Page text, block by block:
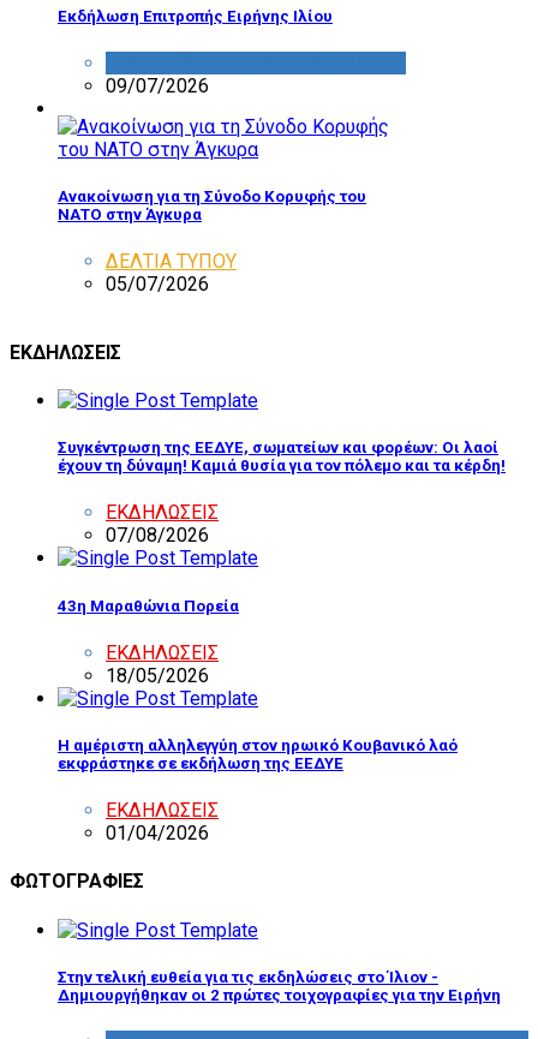
Εκδήλωση Επιτροπής Ειρήνης Ιλίου
09/07/2026
Ανακοίνωση για τη Σύνοδο Κορυφής του
ΝΑΤΟ στην Άγκυρα
ΔΕΛΤΙΑ ΤΥΠΟΥ
05/07/2026
ΕΚΔΗΛΩΣΕΙΣ
Συγκέντρωση της ΕΕΔΥΕ, σωματείων και φορέων: Οι λαοί
έχουν τη δύναμη! Καμιά θυσία για τον πόλεμο και τα κέρδη!
ΕΚΔΗΛΩΣΕΙΣ
07/08/2026
43η Μαραθώνια Πορεία
ΕΚΔΗΛΩΣΕΙΣ
18/05/2026
Η αμέριστη αλληλεγγύη στον ηρωικό Κουβανικό λαό
εκφράστηκε σε εκδήλωση της ΕΕΔΥΕ
ΕΚΔΗΛΩΣΕΙΣ
01/04/2026
ΦΩΤΟΓΡΑΦΙΕΣ
Στην τελική ευθεία για τις εκδηλώσεις στο Ίλιον -
Δημιουργήθηκαν οι 2 πρώτες τοιχογραφίες για την Ειρήνη